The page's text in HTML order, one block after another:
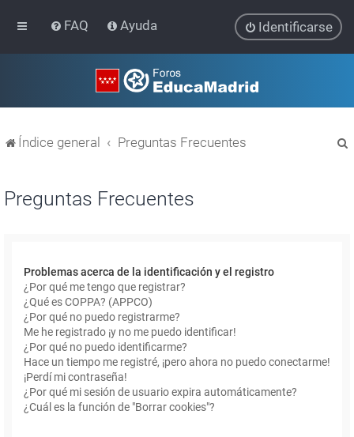
FAQ Ayuda Identificarse
Índice general Preguntas Frecuentes
Preguntas Frecuentes
Problemas acerca de la identificación y el registro
¿Por qué me tengo que registrar?
¿Qué es COPPA? (APPCO)
¿Por qué no puedo registrarme?
Me he registrado ¡y no me puedo identificar!
¿Por qué no puedo identificarme?
Hace un tiempo me registré, ¡pero ahora no puedo conectarme!
¡Perdí mi contraseña!
¿Por qué mi sesión de usuario expira automáticamente?
¿Cuál es la función de "Borrar cookies"?